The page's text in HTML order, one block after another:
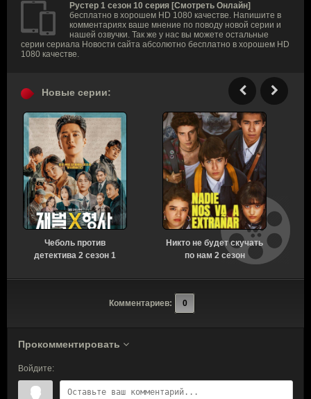
Рустер 1 сезон 10 серия [Смотреть Онлайн]
бесплатно в хорошем HD 1080 качестве. Напишите в
комментариях ваше мнение по поводу новой серии и
нашей озвучки. Так же у нас вы можете остальные
серии сериала Новости сайта абсолютно бесплатно в хорошем HD
1080 качестве.
Новые серии:
Чеболь против
детектива 2 сезон 1
Онлайн]
Никто не будет скучать
по нам 2 сезон
Комментариев: 0
Прокомментировать
Войдите: